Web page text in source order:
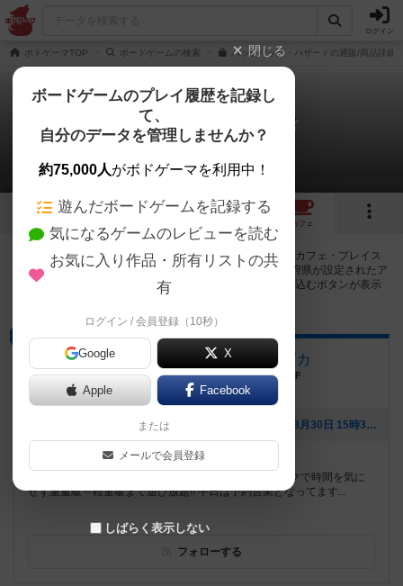
ログイン
ボドゲーマTOP ボードゲームの検索 バックパック・ハザードの通販/商品詳細
バックパック・ハザード
2店のカフェ/スペースが提供中
2 3
カフェ
バックパック・ハザードで遊ぶことができるボードゲームカフェ・プレイス
ペースが2店登録されています。公開プロフィールの都道府県が設定されたア
カウントでログインすると、同じ都道府県内の店舗に絞り込むボタンが表示
プレイスペース
ボードゲームスペース シノピカ
愛媛県松山市木屋町3丁目8-7サンドリヨン1F
[NEW] 3月もご利用ありがとうございました（2026年03月30日 15時38分）
遊べるボードゲーム
363個
1時間500円から利用可能 フリータイム&フリードリンクで時間を気に
せず重量級～軽量級まで遊び放題!! 平日は予約営業となってます...
フォローする
閉じる
ボードゲームのプレイ履歴を記録し
て、
自分のデータを管理しませんか？
約75,000人がボドゲーマを利用中！
遊んだボードゲームを記録する
気になるゲームのレビューを読む
お気に入り作品・所有リストの共
有
ログイン / 会員登録（10秒）
Google X
Apple Facebook
または
メールで会員登録
しばらく表示しない